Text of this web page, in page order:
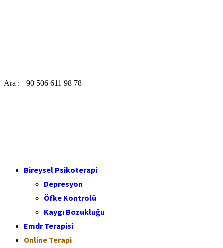
Ara : +90 506 611 98 78
Bireysel Psikoterapi
Depresyon
Öfke Kontrolü
Kaygı Bozukluğu
Emdr Terapisi
Online Terapi